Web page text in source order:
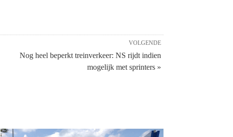
VOLGENDE
Nog heel beperkt treinverkeer: NS rijdt indien
mogelijk met sprinters »